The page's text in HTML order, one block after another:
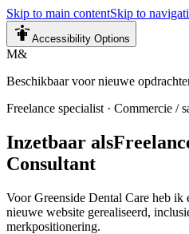
Skip to main contentSkip to
Accessibility Options
M&
Beschikbaar voor nieuwe
Freelance specialist · Commercie /
Inzetbaar als
Consultant
Voor Greenside Dental Care heb ik
nieuwe website gerealiseerd,
merkpositionering.